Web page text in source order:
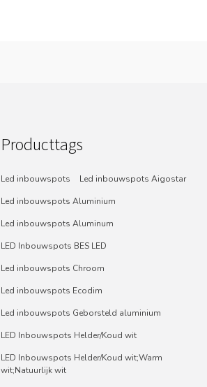
Producttags
Led inbouwspots
Led inbouwspots Aigostar
Led inbouwspots Aluminium
Led inbouwspots Aluminum
LED Inbouwspots BES LED
Led inbouwspots Chroom
Led inbouwspots Ecodim
Led inbouwspots Geborsteld aluminium
LED Inbouwspots Helder/Koud wit
LED Inbouwspots Helder/Koud wit;Warm
wit;Natuurlijk wit